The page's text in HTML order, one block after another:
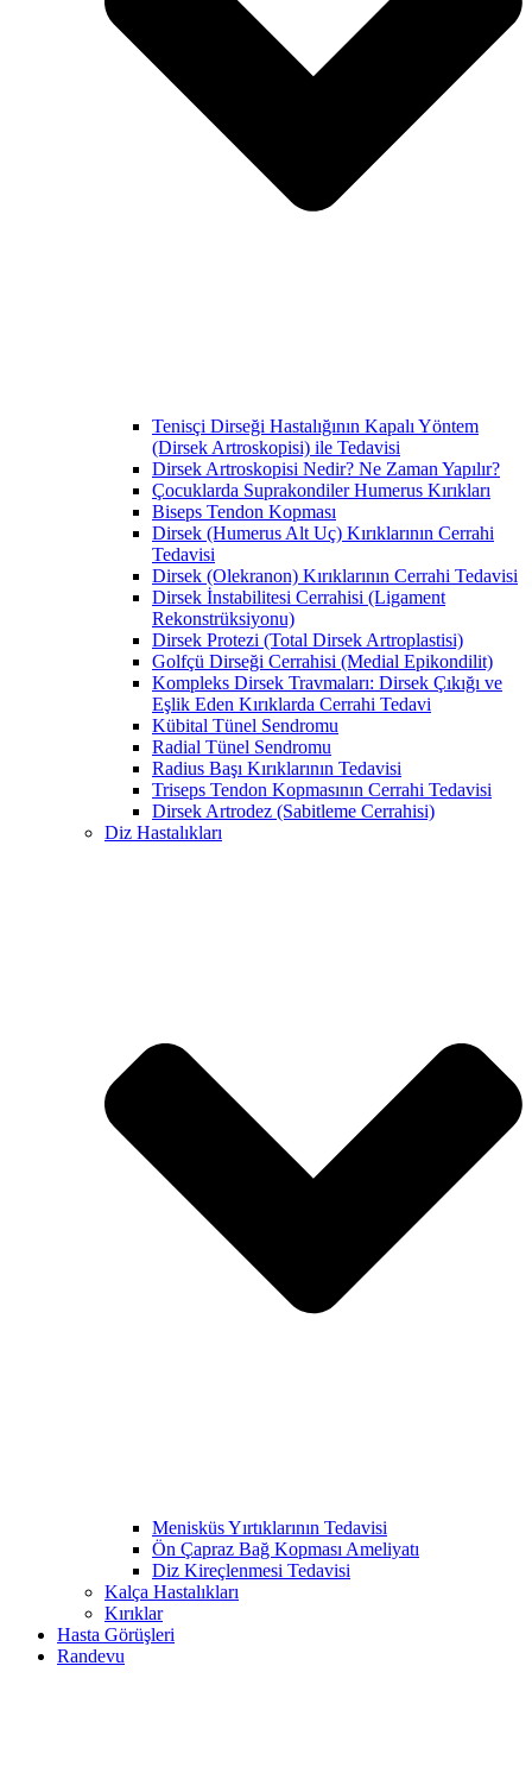
Tenisçi Dirseği Hastalığının Kapalı Yöntem
(Dirsek Artroskopisi) ile Tedavisi
Dirsek Artroskopisi Nedir? Ne Zaman Yapılır?
Çocuklarda Suprakondiler Humerus Kırıkları
Biseps Tendon Kopması
Dirsek (Humerus Alt Uç) Kırıklarının Cerrahi
Tedavisi
Dirsek (Olekranon) Kırıklarının Cerrahi Tedavisi
Dirsek İnstabilitesi Cerrahisi (Ligament
Rekonstrüksiyonu)
Dirsek Protezi (Total Dirsek Artroplastisi)
Golfçü Dirseği Cerrahisi (Medial Epikondilit)
Kompleks Dirsek Travmaları: Dirsek Çıkığı ve
Eşlik Eden Kırıklarda Cerrahi Tedavi
Kübital Tünel Sendromu
Radial Tünel Sendromu
Radius Başı Kırıklarının Tedavisi
Triseps Tendon Kopmasının Cerrahi Tedavisi
Dirsek Artrodez (Sabitleme Cerrahisi)
Diz Hastalıkları
Menisküs Yırtıklarının Tedavisi
Ön Çapraz Bağ Kopması Ameliyatı
Diz Kireçlenmesi Tedavisi
Kalça Hastalıkları
Kırıklar
Hasta Görüşleri
Randevu